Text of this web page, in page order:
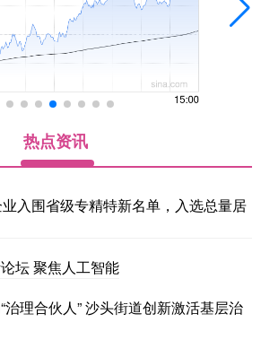
热点资讯
入围省级专精特新名单，入选总量居
坛 聚焦人工智能
理合伙人” 沙头街道创新激活基层治